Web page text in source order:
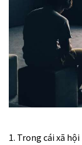
1. Trong cái xã